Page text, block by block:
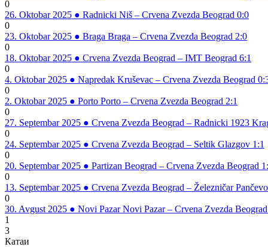
0
26. Oktobar 2025 ● Radnicki Niš – Crvena Zvezda Beograd 0:0
0
23. Oktobar 2025 ● Braga Braga – Crvena Zvezda Beograd 2:0
0
18. Oktobar 2025 ● Crvena Zvezda Beograd – IMT Beograd 6:1
0
4. Oktobar 2025 ● Napredak Kruševac – Crvena Zvezda Beograd
0
2. Oktobar 2025 ● Porto Porto – Crvena Zvezda Beograd 2:1
0
27. Septembar 2025 ● Crvena Zvezda Beograd – Radnicki 1923
0
24. Septembar 2025 ● Crvena Zvezda Beograd – Seltik Glazgov 1:1
0
20. Septembar 2025 ● Partizan Beograd – Crvena Zvezda Beograd
0
13. Septembar 2025 ● Crvena Zvezda Beograd – Železničar
0
30. Avgust 2025 ● Novi Pazar Novi Pazar – Crvena Zvezda
1
3
Катаи